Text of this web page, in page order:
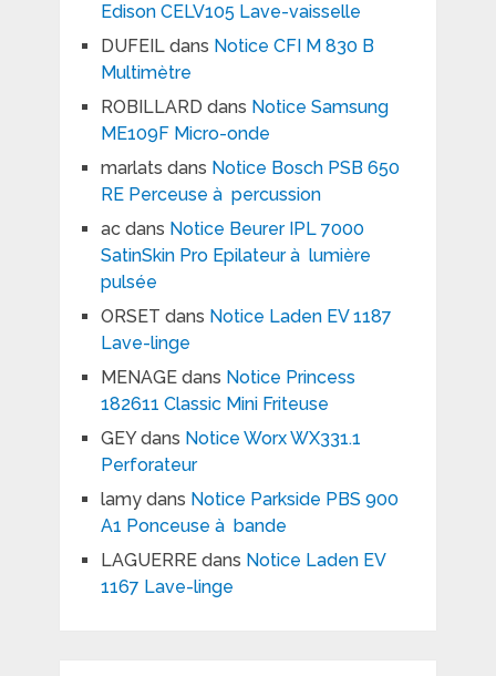
Edison CELV105 Lave-vaisselle
DUFEILdans Notice CFI M 830 B
Multimètre
ROBILLARD dans Notice Samsung
ME109F Micro-onde
marlats dans Notice Bosch PSB 650
RE Perceuse à percussion
acdans Notice Beurer IPL 7000
SatinSkin Pro Epilateur à lumière
pulsée
ORSET dans Notice Laden EV 1187
Lave-linge
MENAGEdans Notice Princess
182611 Classic Mini Friteuse
GEYdans Notice Worx WX331.1
Perforateur
lamydans Notice Parkside PBS 900
A1 Ponceuse à bande
LAGUERREdans Notice Laden EV
1167 Lave-linge